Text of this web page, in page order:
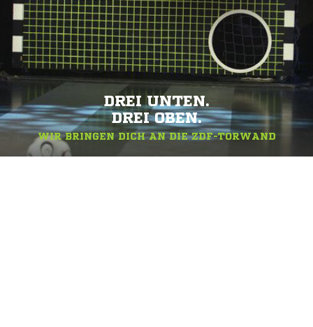
DREI UNTEN.
DREI OBEN.
WIR BRINGEN DICH AN DIE ZDF-TORWAND